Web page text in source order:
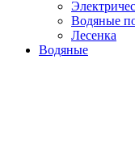
Водяные
Лесенка
Водяные